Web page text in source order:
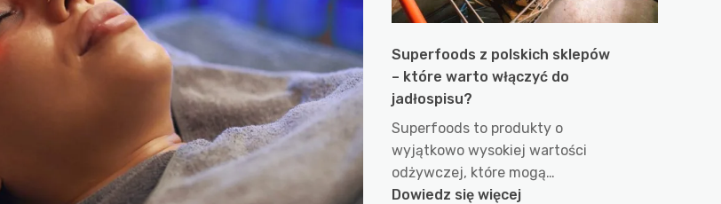
Superfoods z polskich sklepów
– które warto włączyć do
jadłospisu?
Superfoods to produkty o
wyjątkowo wysokiej wartości
odżywczej, które mogą…
Dowiedz się więcej: